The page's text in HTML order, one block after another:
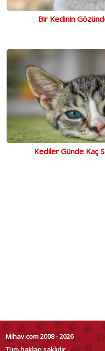
Bir Kedinin
Kediler Günde Kaç
Mihav.com 2008 - 2026